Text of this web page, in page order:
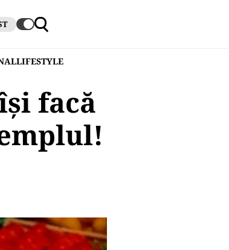
LIFESTYLE
facă